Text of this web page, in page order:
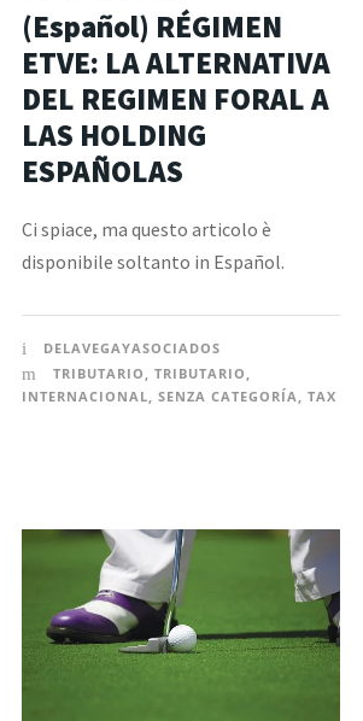
(Español) RÉGIMEN
ETVE: LA ALTERNATIVA
DEL REGIMEN FORAL A
LAS HOLDING
ESPAÑOLAS
Ci spiace, ma questo articolo è
disponibile soltanto in Español.
DELAVEGAYASOCIADOS
TRIBUTARIO , TRIBUTARIO ,
INTERNACIONAL, SENZA CATEGORÍA, TAX